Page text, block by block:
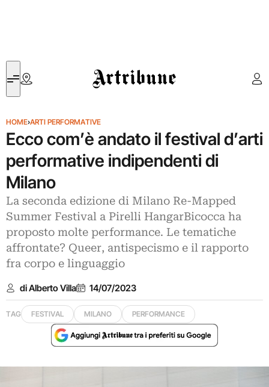
Artribune
HOME›ARTI PERFORMATIVE
Ecco com’è andato il festival d’arti
performative indipendenti di
Milano
La seconda edizione di Milano Re-Mapped
Summer Festival a Pirelli HangarBicocca ha
proposto molte performance. Le tematiche
affrontate? Queer, antispecismo e il rapporto
fra corpo e linguaggio
di Alberto Villa 14/07/2023
TAG FESTIVAL MILANO PERFORMANCE